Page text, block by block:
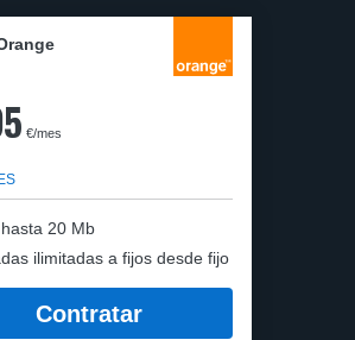
€/mes
20 Mb
ilimitadas a fijos desde fijo
Contratar